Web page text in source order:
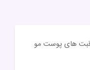
های پوست مو